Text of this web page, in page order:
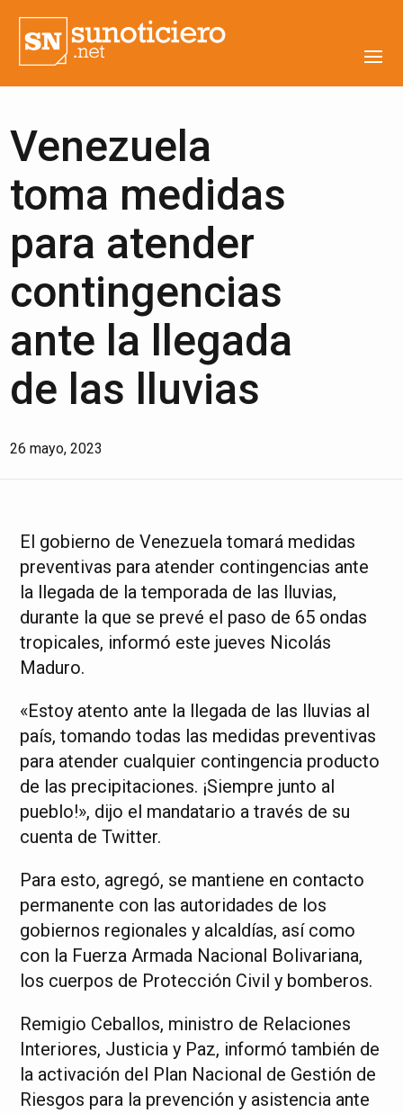
Venezuela
toma medidas
para atender
contingencias
ante la llegada
de las lluvias
26 mayo, 2023
El gobierno de Venezuela tomará medidas
preventivas para atender contingencias ante
la llegada de la temporada de las lluvias,
durante la que se prevé el paso de 65 ondas
tropicales, informó este jueves Nicolás
Maduro.
«Estoy atento ante la llegada de las lluvias al
país, tomando todas las medidas preventivas
para atender cualquier contingencia producto
de las precipitaciones. ¡Siempre junto al
pueblo!», dijo el mandatario a través de su
cuenta de Twitter.
Para esto, agregó, se mantiene en contacto
permanente con las autoridades de los
gobiernos regionales y alcaldías, así como
con la Fuerza Armada Nacional Bolivariana,
los cuerpos de Protección Civil y bomberos.
Remigio Ceballos, ministro de Relaciones
Interiores, Justicia y Paz, informó también de
la activación del Plan Nacional de Gestión de
Riesgos para la prevención y asistencia ante